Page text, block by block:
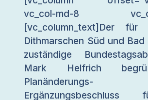
vc_col-md-8
[vc_column_text]Der für
Dithmarschen Süd und
zuständige
Mark Helfrich